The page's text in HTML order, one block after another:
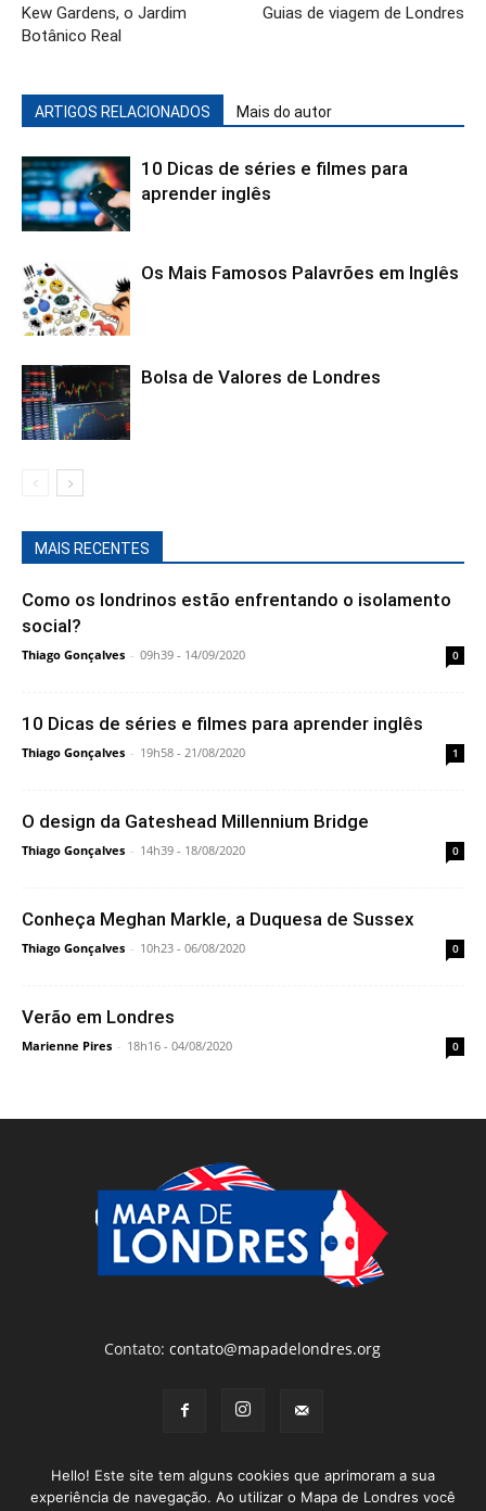
Kew Gardens, o Jardim
Botânico Real
Guias de viagem de Londres
ARTIGOS RELACIONADOS Mais do autor
10 Dicas de séries e filmes para
aprender inglês
Os Mais Famosos Palavrões em Inglês
Bolsa de Valores de Londres
MAIS RECENTES
Como os londrinos estão enfrentando o isolamento
social?
Thiago Gonçalves - 09h39 - 14/09/2020 0
10 Dicas de séries e filmes para aprender inglês
Thiago Gonçalves - 19h58 - 21/08/2020 1
O design da Gateshead Millennium Bridge
Thiago Gonçalves - 14h39 - 18/08/2020 0
Conheça Meghan Markle, a Duquesa de Sussex
Thiago Gonçalves - 10h23 - 06/08/2020 0
Verão em Londres
Marienne Pires - 18h16 - 04/08/2020 0
Contato:contato@mapadelondres.org
Hello! Este site tem alguns cookies que aprimoram a sua
experiência de navegação. Ao utilizar o Mapa de Londres você